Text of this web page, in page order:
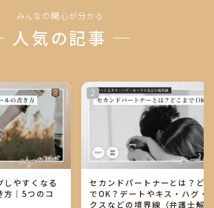
Follow Me
みんなの関心が分かる
人気の記事 ─
しやすくなる
方｜5つのコ
セカンドパートナーとは？ど
でOK？デートやキス・ハグ・
クスなどの境界線（弁護士解